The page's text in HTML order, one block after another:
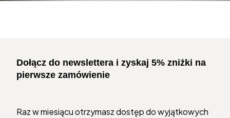
Dołącz do newslettera i zyskaj 5% zniżki na
pierwsze zamówienie
Raz w miesiącu otrzymasz dostęp do wyjątkowych